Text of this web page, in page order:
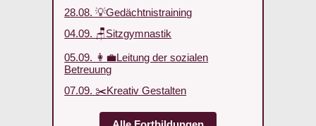
28.08. 💡Gedächtnistraining
04.09. 🪑Sitzgymnastik
05.09. 👩‍💼Leitung der sozialen
Betreuung
07.09. ✂️Kreativ Gestalten